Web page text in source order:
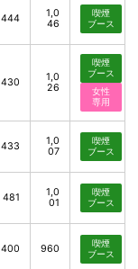
444
1,0
46
喫煙
ブース
430
1,0
26
喫煙
ブース
女性
専用
433
1,0
07
喫煙
ブース
481
1,0
01
喫煙
ブース
400 960
喫煙
ブース